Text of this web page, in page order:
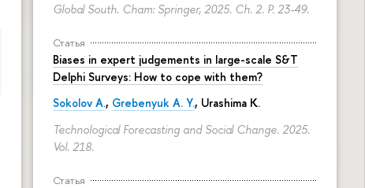
Global South. Cham: Springer, 2025. Ch. 2. P. 23-49.
Статья
Biases in expert judgements in large-scale S&T
Delphi Surveys: How to cope with them?
Sokolov A., Grebenyuk A. Y., Urashima K.
Technological Forecasting and Social Change. 2025.
Vol. 218.
Статья